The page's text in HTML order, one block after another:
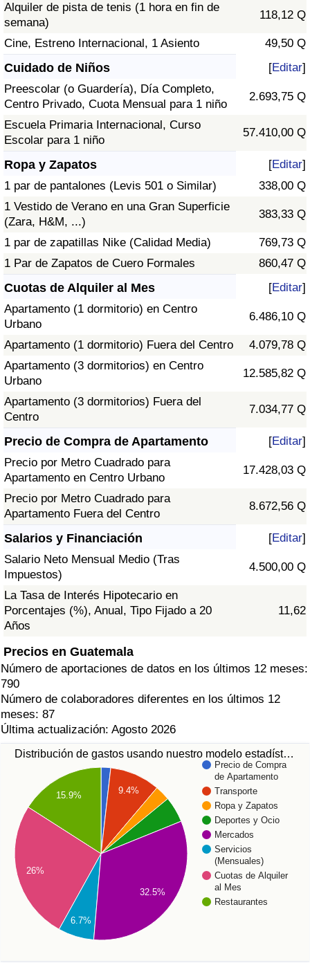
Alquiler de pista de tenis (1 hora en fin de
semana)
118,12 Q
Cine, Estreno Internacional, 1 Asiento 49,50 Q
Cuidado de Niños [Editar]
Preescolar (o Guardería), Día Completo,
Centro Privado, Cuota Mensual para 1 niño
2.693,75 Q
Escuela Primaria Internacional, Curso
Escolar para 1 niño
57.410,00 Q
Ropa y Zapatos [Editar]
1 par de pantalones (Levis 501 o Similar)
338,00 Q
1 Vestido de Verano en una Gran Superficie
(Zara, H&M, ...)
383,33 Q
1 par de zapatillas Nike (Calidad Media)
769,73 Q
1 Par de Zapatos de Cuero Formales
860,47 Q
Cuotas de Alquiler al Mes [Editar]
Apartamento (1 dormitorio) en Centro
Urbano
6.486,10 Q
Apartamento (1 dormitorio) Fuera del Centro
4.079,78 Q
Apartamento (3 dormitorios) en Centro
Urbano
12.585,82 Q
Apartamento (3 dormitorios) Fuera del
Centro
7.034,77 Q
Precio de Compra de Apartamento [Editar]
Precio por Metro Cuadrado para
Apartamento en Centro Urbano
17.428,03 Q
Precio por Metro Cuadrado para
Apartamento Fuera del Centro
8.672,56 Q
Salarios y Financiación [Editar]
Salario Neto Mensual Medio (Tras
Impuestos)
4.500,00 Q
La Tasa de Interés Hipotecario en
Porcentajes (%), Anual, Tipo Fijado a 20
Años
11,62
Precios en Guatemala
Número de aportaciones de datos en los últimos 12 meses:
790
Número de colaboradores diferentes en los últimos 12
meses: 87
Última actualización: Agosto 2026
Distribución de gastos usando nuestro modelo estadíst…
Precio de Compra
de Apartamento
Transporte
Ropa y Zapatos
Deportes y Ocio
Mercados
Servicios
(Mensuales)
Cuotas de Alquiler
al Mes
Restaurantes
9.4%
15.9%
26%
6.7%
32.5%